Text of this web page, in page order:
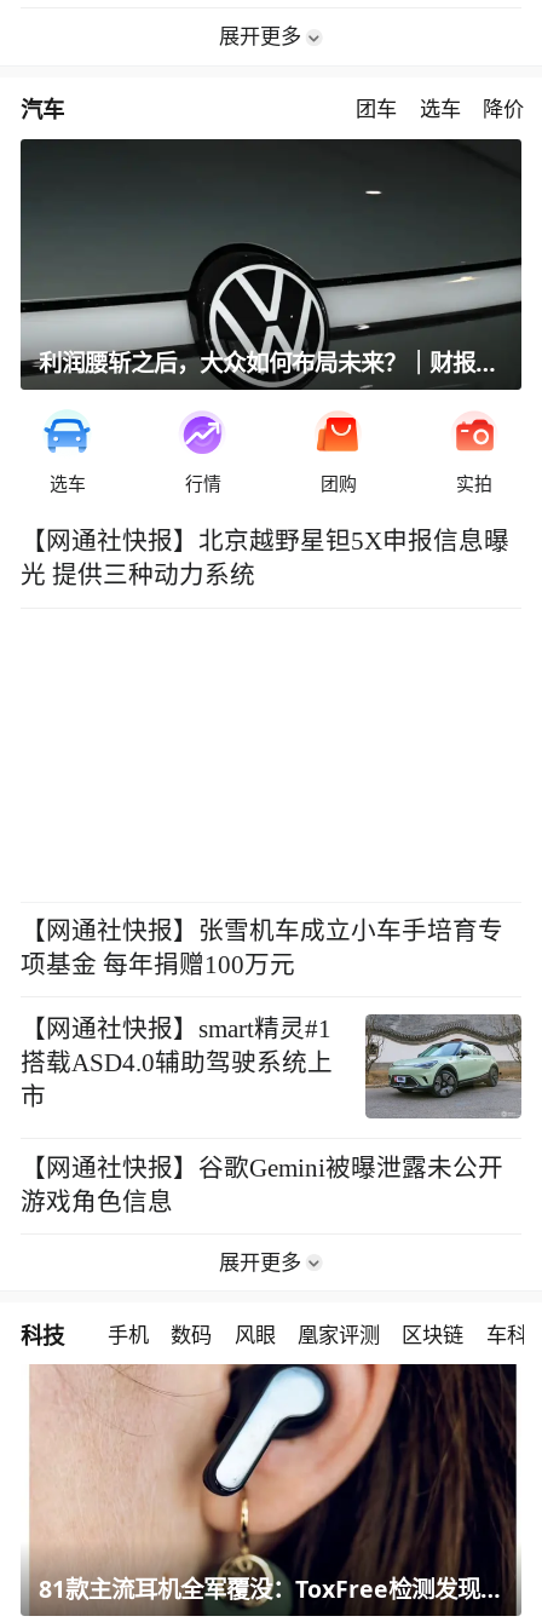
展开更多
汽车 团车 选车 降价
利润腰斩之后，大众如何布局未来？｜财报全视角
选车 行情 团购 实拍
【网通社快报】北京越野星钽5X申报信息曝
光 提供三种动力系统
【网通社快报】张雪机车成立小车手培育专
项基金 每年捐赠100万元
【网通社快报】smart精灵#1
搭载ASD4.0辅助驾驶系统上
市
【网通社快报】谷歌Gemini被曝泄露未公开
游戏角色信息
展开更多
科技 手机 数码 风眼 凰家评测 区块链 车科
81款主流耳机全军覆没：ToxFree检测发现均含对人体有害化学物质